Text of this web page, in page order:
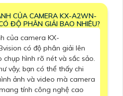
CỦA CAMERA KX-A2WN-
ĐỘ PHÂN GIẢI BAO NHIÊU?
của camera KX-
có độ phân giải lên
chụp hình rõ nét và sắc sảo.
vậy, bạn có thể thấy chi
ảnh và video mà camera
tính công nghệ cao